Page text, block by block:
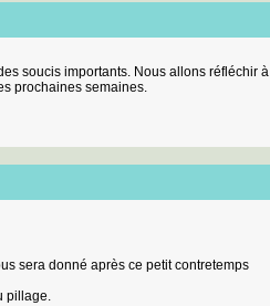
soucis importants. Nous allons réfléchir à
prochaines semaines.
sera donné après ce petit contretemps
pillage.